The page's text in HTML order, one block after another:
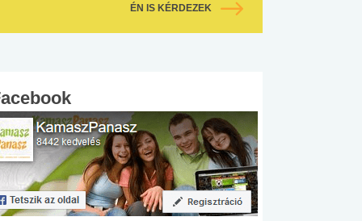
ÉN IS KÉRDEZEK